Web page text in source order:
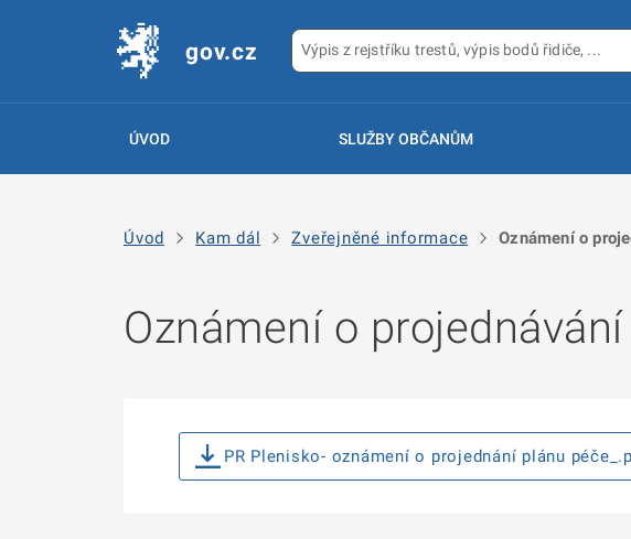
gov.cz
ÚVOD SLUŽBY OBČANŮM
Úvod Kam dál Zveřejněné informace Oznámení o
Oznámení o
PR Plenisko- oznámení o projednání plánu